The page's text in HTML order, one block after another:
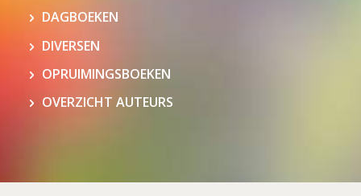
DAGBOEKEN
DIVERSEN
OPRUIMINGSBOEKEN
OVERZICHT AUTEURS